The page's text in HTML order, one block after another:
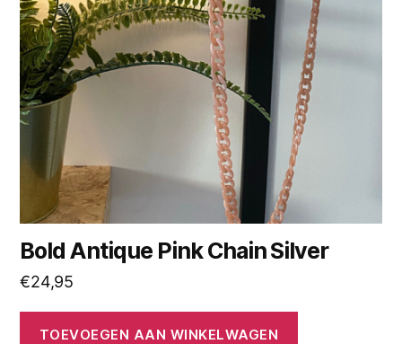
Bold Antique Pink Chain Silver
€24,95
TOEVOEGEN AAN WINKELWAGEN